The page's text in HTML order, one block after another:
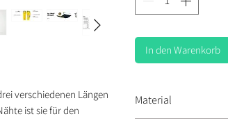
verschiedenen Längen
ist sie für den
In den Warenkorb
Material